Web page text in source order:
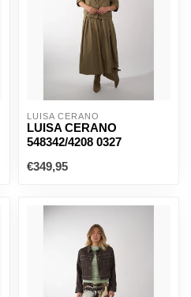
LUISA CERANO
LUISA CERANO
548342/4208 0327
€349,95